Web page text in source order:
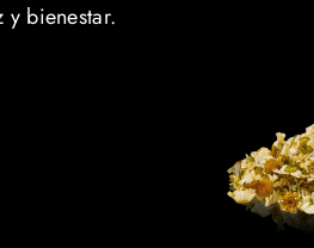
bienestar.